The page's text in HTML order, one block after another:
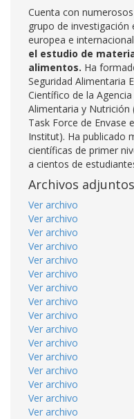
Cuenta con
grupo de investigación
europea e
el estudio de
alimentos. Ha
Seguridad Alimentaria
Científico de la
Alimentaria y Nutrición
Task Force de Envase
Institut). Ha publicado
científicas de primer
a cientos de
Archivos adjuntos
Ver archivo
Ver archivo
Ver archivo
Ver archivo
Ver archivo
Ver archivo
Ver archivo
Ver archivo
Ver archivo
Ver archivo
Ver archivo
Ver archivo
Ver archivo
Ver archivo
Ver archivo
Ver archivo